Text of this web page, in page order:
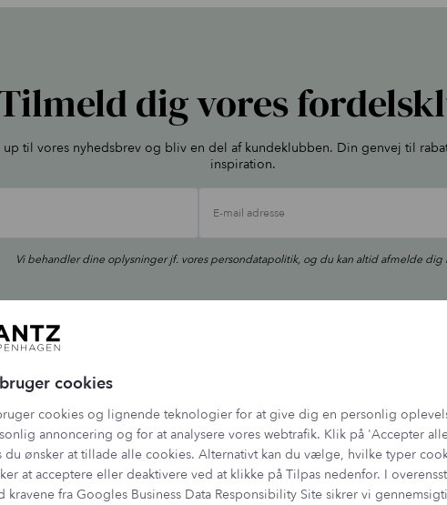
dig vores
up til vores nyhedsbrev og bliv en del af kundeklubben. Din genvej til
inspiration.
E-mail adresse
Vi behandler dine oplysninger jf. vorespersondatapolitik, og du kan altid afmelde dig
Følg med på Instagram
cookies
cookies og lignende teknologier for at give dig en personlig
annoncering og for at analysere vores webtrafik. Klik på 'Accepter
du ønsker at tillade alle cookies. Alternativt kan du vælge, hvilke typer
at acceptere eller deaktivere ved at klikke på Tilpas nedenfor. I
kravene fra Googles Business Data Responsibility Site sikrer vi